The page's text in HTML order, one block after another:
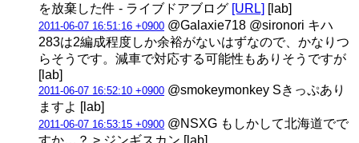
を放棄した件 - ライブドアブログ [URL] [lab]
2011-06-07 16:51:16 +0900 @Galaxie718 @sironori キハ
283は2編成程度しか余裕がないはずなので、かなりつ
らそうです。減車で対応する可能性もありそうですが
[lab]
2011-06-07 16:52:10 +0900 @smokeymonkey Sきっぷあり
ますよ [lab]
2011-06-07 16:53:15 +0900 @NSXG もしかして北海道でで
すか…？ > ジンギスカン [lab]